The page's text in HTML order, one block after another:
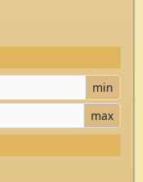
min
max